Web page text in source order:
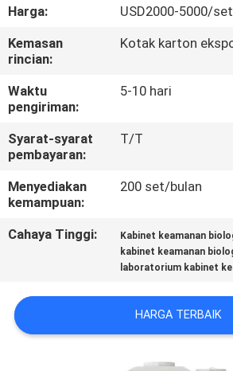
KONTROL
KUALITAS
HUBUNGI
KAMI
PERMINTAAN
PENAWARAN
SITEMAP
PRIVACY
POLICY
Harga:
USD2000-5000/set
Kemasan
rincian:
Kotak karton
Waktu
pengiriman:
5-10 hari
Syarat-syarat
pembayaran:
T/T
Menyediakan
kemampuan:
200 set/bulan
Cahaya Tinggi: Kabinet keamanan
kabinet keamanan
laboratorium kabinet
HARGA TERBAIK